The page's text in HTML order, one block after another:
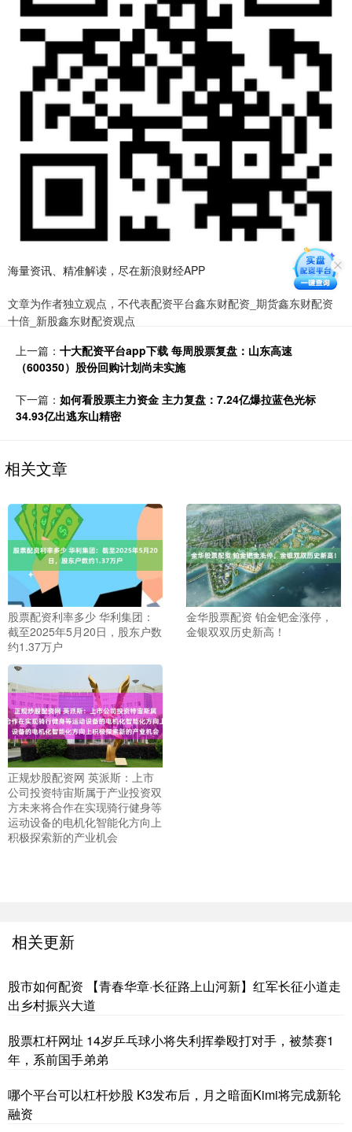
海量资讯、精准解读，尽在新浪财经APP
文章为作者独立观点，不代表配资平台鑫东财配资_期货鑫东财配资
十倍_新股鑫东财配资观点
上一篇： 十大配资平台app下载 每周股票复盘：山东高速
（600350）股份回购计划尚未实施
下一篇： 如何看股票主力资金 主力复盘：7.24亿爆拉蓝色光标
34.93亿出逃东山精密
相关文章
股票配资利率多少 华利集团：
截至2025年5月20日，股东户数
约1.37万户
金华股票配资 铂金钯金涨停，
金银双双历史新高！
正规炒股配资网 英派斯：上市
公司投资特宙斯属于产业投资双
方未来将合作在实现骑行健身等
运动设备的电机化智能化方向上
积极探索新的产业机会
相关更新
股市如何配资 【青春华章·长征路上山河新】红军长征小道走
出乡村振兴大道
股票杠杆网址 14岁乒乓球小将失利挥拳殴打对手，被禁赛1
年，系前国手弟弟
哪个平台可以杠杆炒股 K3发布后，月之暗面Kimi将完成新轮
融资